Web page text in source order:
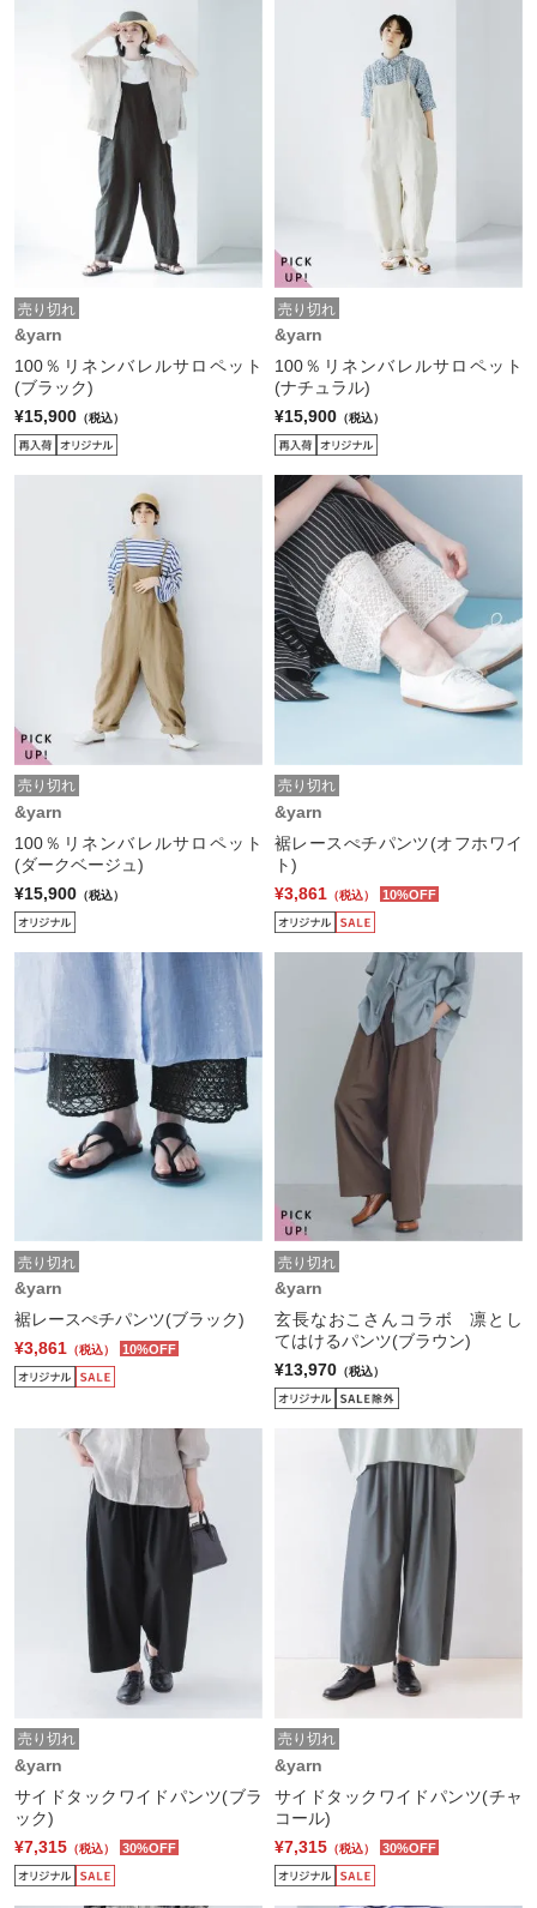
売り切れ
&yarn
100％リネンバレルサロペット
(ブラック)
¥15,900 （税込）
売り切れ
&yarn
100％リネンバレルサロペット
(ナチュラル)
¥15,900 （税込）
売り切れ
&yarn
100％リネンバレルサロペット
(ダークベージュ)
¥15,900 （税込）
売り切れ
&yarn
裾レースぺチパンツ(オフホワイ
ト)
¥3,861 （税込） 10%OFF
売り切れ
&yarn
裾レースぺチパンツ(ブラック)
¥3,861 （税込） 10%OFF
売り切れ
&yarn
玄長なおこさんコラボ 凛とし
てはけるパンツ(ブラウン)
¥13,970 （税込）
売り切れ
&yarn
サイドタックワイドパンツ(ブラ
ック)
¥7,315 （税込） 30%OFF
売り切れ
&yarn
サイドタックワイドパンツ(チャ
コール)
¥7,315 （税込） 30%OFF